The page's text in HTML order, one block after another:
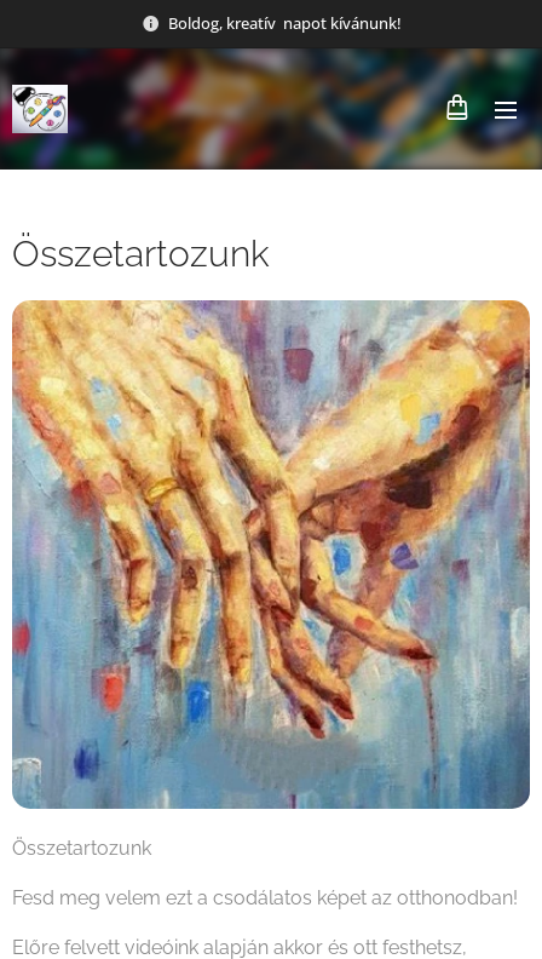
Boldog, kreatív napot kívánunk!
Összetartozunk
Összetartozunk
Fesd meg velem ezt a csodálatos képet az otthonodban!
Előre felvett videóink alapján akkor és ott festhetsz,